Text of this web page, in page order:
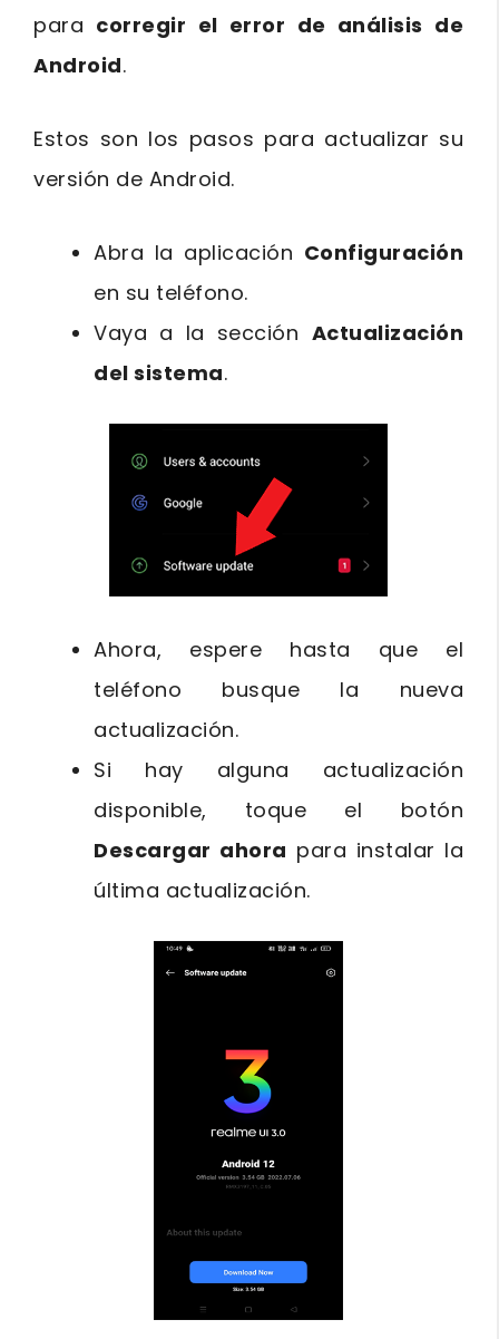
para corregir el error de análisis de
Android.
Estos son los pasos para actualizar su
versión de Android.
Abra la aplicación Configuración
en su teléfono.
Vaya a la sección Actualización
del sistema.
Ahora, espere hasta que el
teléfono busque la nueva
actualización.
Si hay alguna actualización
disponible, toque el botón
Descargar ahora para instalar la
última actualización.